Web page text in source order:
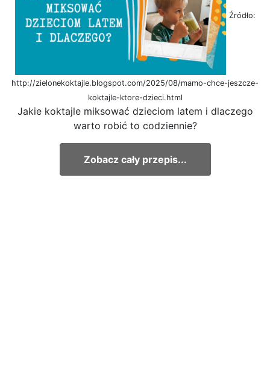
Źródło:
http://zielonekoktajle.blogspot.com/2025/08/mamo-chce-jeszcze-
koktajle-ktore-dzieci.html
Jakie koktajle miksować dzieciom latem i dlaczego
warto robić to codziennie?
Zobacz cały przepis...